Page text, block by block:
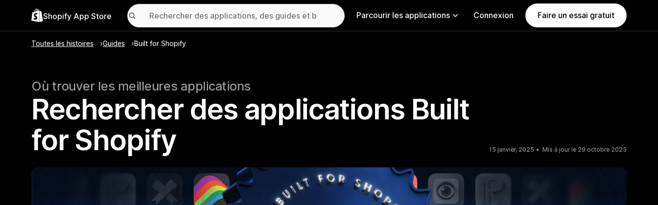
Shopify App Store Parcourir les applications Connexion Faire un essai gratuit
Toutes les histoires Guides Built for Shopify
Où trouver les meilleures applications
Rechercher des applications Built
for Shopify
15 janvier, 2025 Mis à jour le 29 octobre 2025